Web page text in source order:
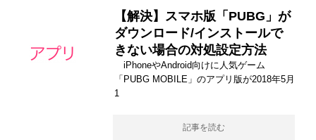
【解決】スマホ版「PUBG」が
ダウンロード/インストールで
きない場合の対処設定方法
iPhoneやAndroid向けに人気ゲーム
「PUBG MOBILE」のアプリ版が2018年5月
1
記事を読む